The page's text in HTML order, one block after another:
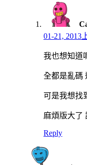
01-21, 2013
我也想知道
全都是亂碼
可是我想找
麻煩版大了
Reply